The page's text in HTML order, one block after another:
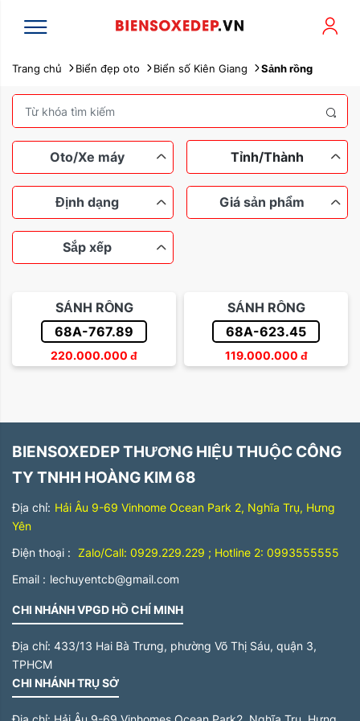
Trang chủ Biển đẹp oto Biển số Kiên Giang Sảnh rồng
Oto/Xe máy
Xe máy Ô tô
Tỉnh/Thành
Định dạng
Lộc phát Thần tài
Sảnh rồng Dễ nhớ
Giá sản phẩm
Từ 100 đến 200 triệu
Từ 200 đến 500 triệu
Sắp xếp
Sắp xếp theo tên
Sắp xếp theo giá tăng dần
SẢNH RỒNG
68A-767.89
220.000.000 đ
SẢNH RỒNG
68A-623.45
119.000.000 đ
BIENSOXEDEP THƯƠNG HIỆU THUỘC CÔNG
TY TNHH HOÀNG KIM 68
Địa chỉ: Hải Âu 9-69 Vinhome Ocean Park 2, Nghĩa Trụ, Hưng
Yên
Điện thoại : Zalo/Call: 0929.229.229 ; Hotline 2: 0993555555
Email : lechuyentcb@gmail.com
CHI NHÁNH VPGD HỒ CHÍ MINH
Địa chỉ: 433/13 Hai Bà Trưng, phường Võ Thị Sáu, quận 3,
TPHCM
CHI NHÁNH TRỤ SỞ